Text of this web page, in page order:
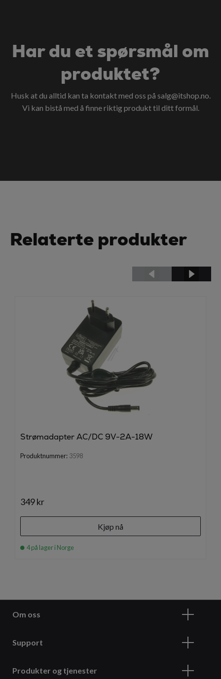
Har du et spørsmål om
produktet?
Husk at du alltid kan ta kontakt med oss på salg@itshop.no.
Vi kan bistå med å finne riktig produkt til ditt formål.
Relaterte produkter
Strømadapter AC/DC 9V-2A-18W
Produktnummer: 3598
349 kr
Kjøp nå
4 på lager i Norge
Om oss
Support
Produkter og tjenester